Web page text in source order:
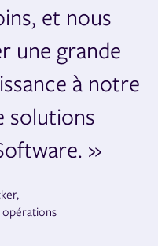
et nous
une grande
à notre
solutions
»